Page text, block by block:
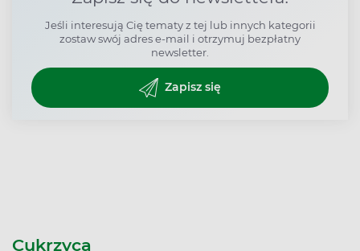
Jeśli interesują Cię tematy z tej lub innych kategorii
zostaw swój adres e-mail i otrzymuj bezpłatny
newsletter.
Zapisz się
Cukrzyca